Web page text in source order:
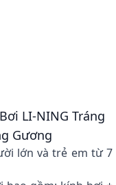
LI-NING Tráng
Gương
lớn và trẻ em từ 7